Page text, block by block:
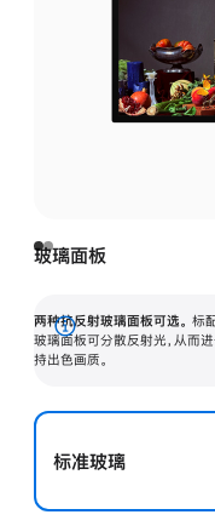
玻璃面板
两种抗反射玻璃面板可选。 标
玻璃面板可分散反射光，从而
持出色画质。
展
开
标准玻璃